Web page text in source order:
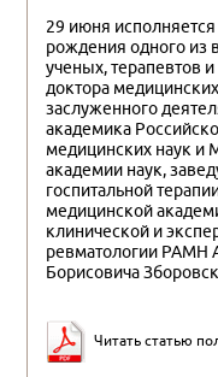
29 июня исполняется
рождения одного из
ученых, терапевтов
доктора
заслуженного
академика
медицинских на­ук и
академии наук,
госпитальной
медицинской
клини­ческой и
ревматологии РАМН
Борисовича
Читать статью